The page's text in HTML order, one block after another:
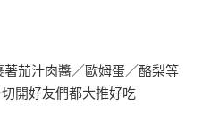
著茄汁肉醬／歐姆蛋／酪梨等
開好友們都大推好吃